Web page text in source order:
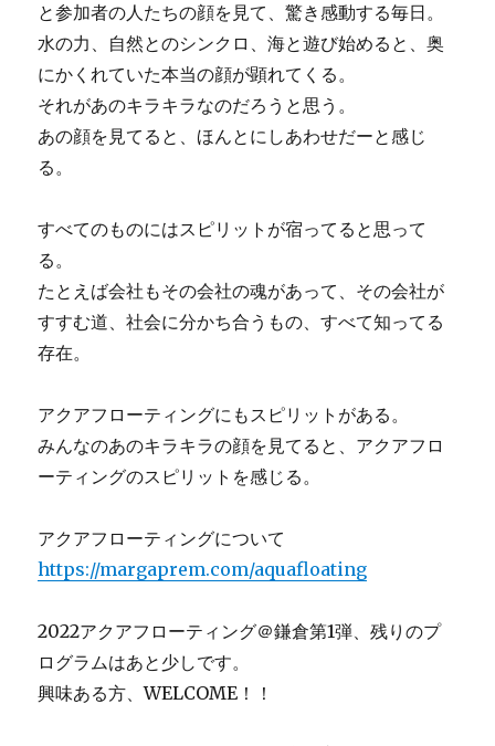
と参加者の人たちの顔を見て、驚き感動する毎日。
水の力、自然とのシンクロ、海と遊び始めると、奥
にかくれていた本当の顔が顕れてくる。
それがあのキラキラなのだろうと思う。
あの顔を見てると、ほんとにしあわせだーと感じ
る。
すべてのものにはスピリットが宿ってると思って
る。
たとえば会社もその会社の魂があって、その会社が
すすむ道、社会に分かち合うもの、すべて知ってる
存在。
アクアフローティングにもスピリットがある。
みんなのあのキラキラの顔を見てると、アクアフロ
ーティングのスピリットを感じる。
アクアフローティングについて
https://margaprem.com/aquafloating
2022アクアフローティング＠鎌倉第1弾、残りのプ
ログラムはあと少しです。
興味ある方、WELCOME！！